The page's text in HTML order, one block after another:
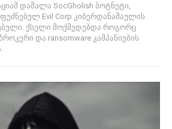
დაშალა SocGholish ბოტნეტი,
Evil Corp კიბერდანაშაულის
ქსელი მოქმედებდა როგორც
და ransomware კამპანიების